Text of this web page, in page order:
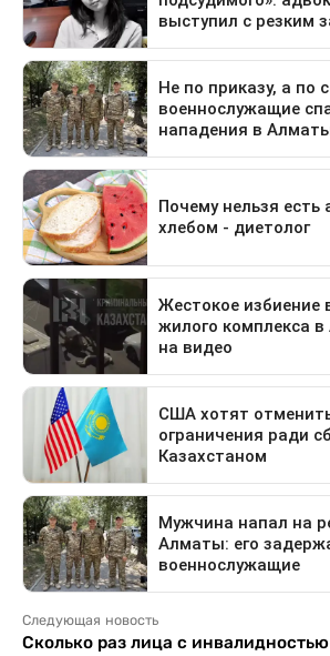
Следующая новость
Сколько раз лица с инвалидностью